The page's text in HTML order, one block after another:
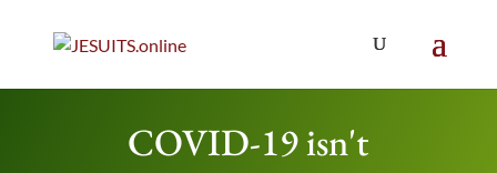
COVID-19 isn't